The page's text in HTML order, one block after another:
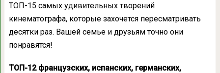
ТОП-15 самых удивительных творений
кинематографа, которые захочется пересматривать
десятки раз. Вашей семье и друзьям точно они
понравятся!
ТОП-12 французских, испанских, германских,